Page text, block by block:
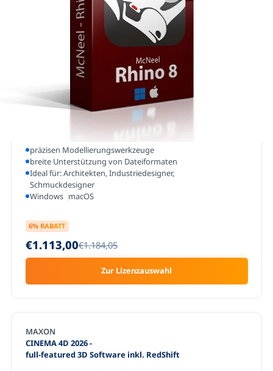
Filter
MCNEEL
CAD und Visualisierungssoftware
präzisen Modellierungswerkzeuge
breite Unterstützung von Dateiformaten
Ideal für: Architekten, Industriedesigner,
Schmuckdesigner
Windows macOS
6% RABATT
€1.113,00€1.184,05
Zur Lizenzauswahl
MAXON
CINEMA 4D 2026-
full-featured 3D Software inkl. RedShift